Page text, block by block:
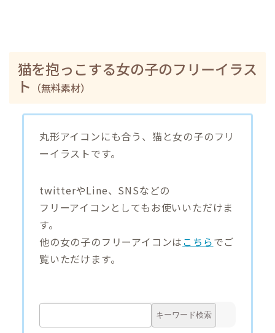
猫を抱っこする女の子のフリーイラス
ト （無料素材）
丸形アイコンにも合う、猫と女の子のフリ
ーイラストです。
twitterやLine、SNSなどの
フリーアイコンとしてもお使いいただけま
す。
他の女の子のフリーアイコンはこちらでご
覧いただけます。